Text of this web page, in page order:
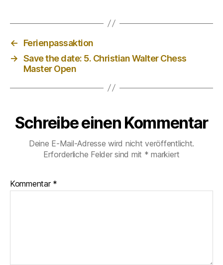
←
Ferienpassaktion
→ Save the date: 5. Christian Walter Chess
Master Open
Schreibe einen Kommentar
Deine E-Mail-Adresse wird nicht veröffentlicht.
Erforderliche Felder sind mit * markiert
Kommentar *